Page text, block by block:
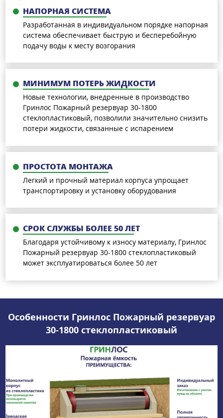
НАПОРНАЯ СИСТЕМА
Разработанная в индивидуальном порядке напорная
система обеспечивает быструю и бесперебойную
подачу воды к месту возгорания
МИНИМУМ ПОТЕРЬ ЖИДКОСТИ
Новые технологии, внедренные в производство
Гринлос Пожарный резервуар 30-1800
стеклопластиковый, позволили значительно снизить
потери жидкости, связанные с испарением
ПРОСТОТА МОНТАЖА
Легкий и прочный материал корпуса упрощает
транспортировку и установку оборудования
СРОК СЛУЖБЫ БОЛЕЕ 50 ЛЕТ
Благодаря устойчивому к износу материалу, Гринлос
Пожарный резервуар 30-1800 стеклопластиковый
может эксплуатироваться более 50 лет
Особенности Гринлос Пожарный резервуар
30-1800 стеклопластиковый